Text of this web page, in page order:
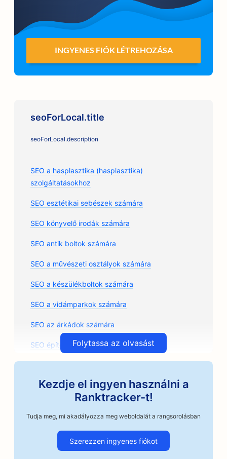
INGYENES FIÓK LÉTREHOZÁSA
seoForLocal.title
seoForLocal.description
SEO a hasplasztika (hasplasztika)
szolgáltatásokhoz
SEO esztétikai sebészek számára
SEO könyvelő irodák számára
SEO antik boltok számára
SEO a művészeti osztályok számára
SEO a készülékboltok számára
SEO a vidámparkok számára
SEO az árkádok számára
SEO építészeti irodák számára
SEO az autóalkatrész üzletek számára
SEO az autóipari vállalkozások számára
Folytassa az olvasást
Kezdje el ingyen használni a
Ranktracker-t!
Tudja meg, mi akadályozza meg weboldalát a rangsorolásban
Szerezzen ingyenes fiókot